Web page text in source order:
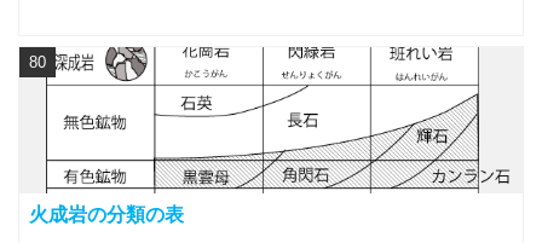
火成岩の分類の表
80